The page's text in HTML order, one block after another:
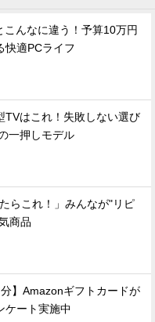
こんなに違う！予算10万円
快適PCライフ
TVはこれ！失敗しない選び
一押しモデル
らこれ！」みんなが"リピ
商品
分】Amazonギフトカードが
ケート実施中